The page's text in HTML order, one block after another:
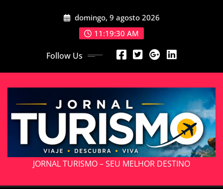
domingo, 9 agosto 2026
11:19:32 AM
Follow Us
JORNAL TURISMO – SEU MELHOR DESTINO